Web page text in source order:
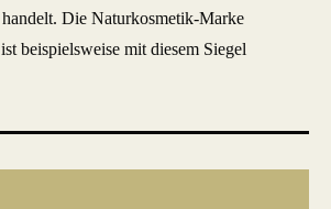
Die Naturkosmetik-Marke
beispielsweise mit diesem Siegel